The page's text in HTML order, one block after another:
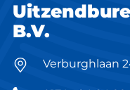
B.V.
Verburghlaan